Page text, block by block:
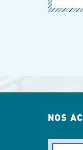
NOS